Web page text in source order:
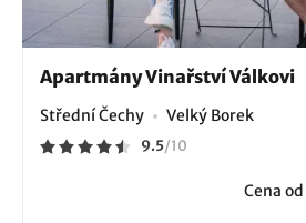
Apartmány Vinařství Válkovi
Střední Čechy Velký Borek
9.5/10
Cena od